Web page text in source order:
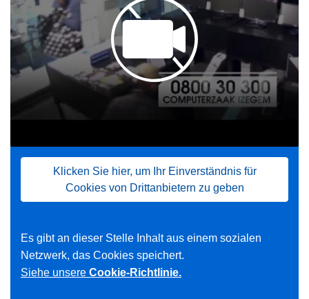
Klicken Sie hier, um Ihr Einverständnis für
Cookies von Drittanbietern zu geben
Es gibt an dieser Stelle Inhalt aus einem sozialen
Netzwerk, das Cookies speichert.
Siehe unsere Cookie-Richtlinie.